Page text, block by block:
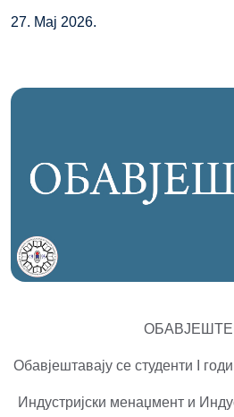
27. Мај 2026.
Обавјештавају се студенти I
Индустријски менаџмент и